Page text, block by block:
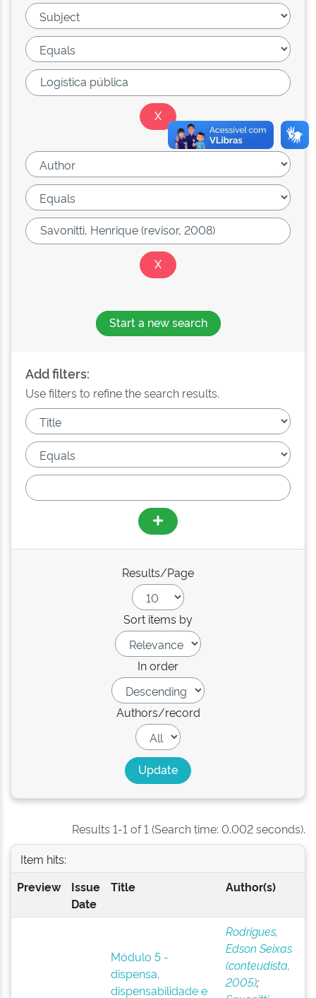
Start a new search
Add filters:
Use filters to refine the search results.
Results/Page
Sort items by
In order
Authors/record
Results 1-1 of 1 (Search time: 0.002 seconds).
Item hits:
Preview
Issue
Date
Title Author(s)
Módulo 5 -
dispensa,
dispensabilidade e
Rodrigues,
Edson Seixas
(conteudista,
2005);